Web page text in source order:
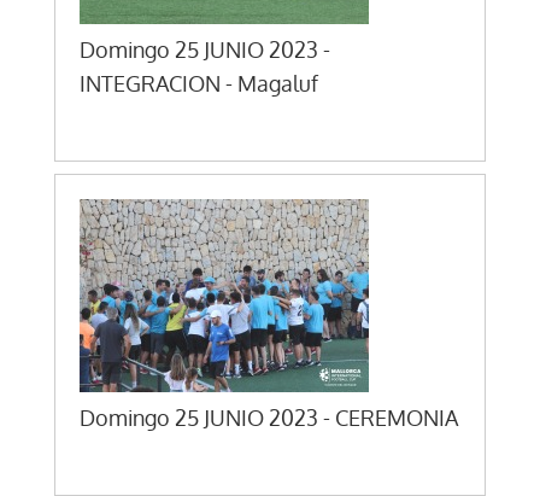
Domingo 25 JUNIO 2023 -
INTEGRACION - Magaluf
Domingo 25 JUNIO 2023 - CEREMONIA